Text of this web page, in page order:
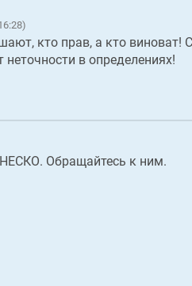
кто прав, а кто виноват!
в определениях!
Обращайтесь к ним.